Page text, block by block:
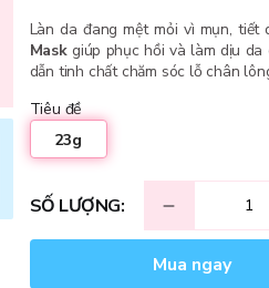
Làn da đang mệt mỏi vì mụn, tiết
Maskgiúp phục hồi và làm dịu da
dẫn tinh chất chăm sóc lỗ chân
Tiêu đề
23g
SỐ LƯỢNG:
Mua ngay